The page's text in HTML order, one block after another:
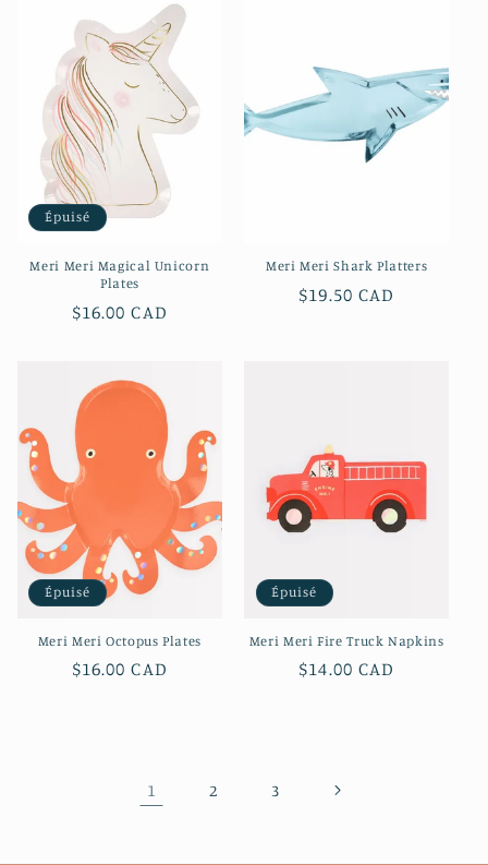
Épuisé
Meri Meri Magical Unicorn
Plates
Prix
$16.00 CAD
Meri Meri Shark Platters
Prix
$19.50 CAD
Épuisé
Meri Meri Octopus Plates
Prix
$16.00 CAD
Épuisé
Meri Meri Fire Truck Napkins
Prix
$14.00 CAD
1 2 3